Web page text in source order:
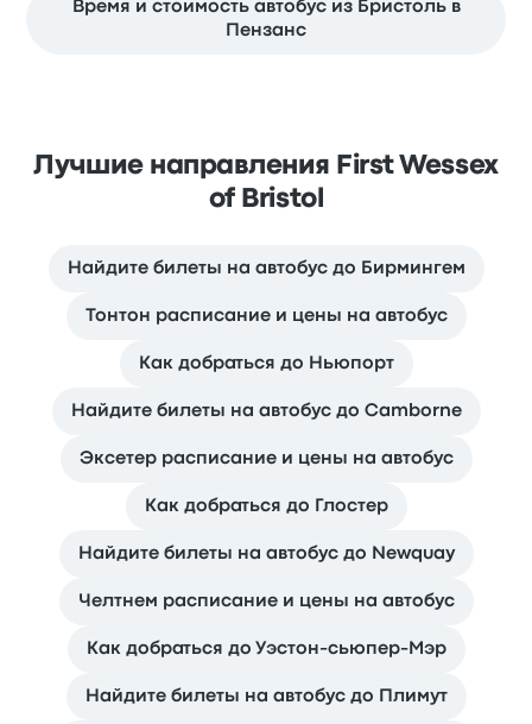
Время и стоимость автобус из Бристоль в
Пензанс
Лучшие направления First Wessex
of Bristol
Найдите билеты на автобус до Бирмингем
Тонтон расписание и цены на автобус
Как добраться до Ньюпорт
Найдите билеты на автобус до Camborne
Эксетер расписание и цены на автобус
Как добраться до Глостер
Найдите билеты на автобус до Newquay
Челтнем расписание и цены на автобус
Как добраться до Уэстон-сьюпер-Мэр
Найдите билеты на автобус до Плимут